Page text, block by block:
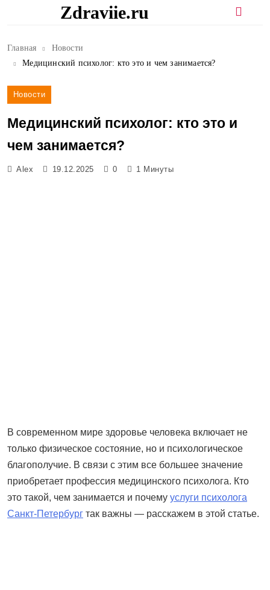
Zdraviie.ru
Главная
Новости
Медицинский психолог: кто это и чем занимается?
Новости
Медицинский психолог: кто это и
чем занимается?
Alex 19.12.2025 0 1 Минуты
В современном мире здоровье человека включает не
только физическое состояние, но и психологическое
благополучие. В связи с этим все большее значение
приобретает профессия медицинского психолога. Кто
это такой, чем занимается и почему услуги психолога
Санкт-Петербург так важны — расскажем в этой статье.